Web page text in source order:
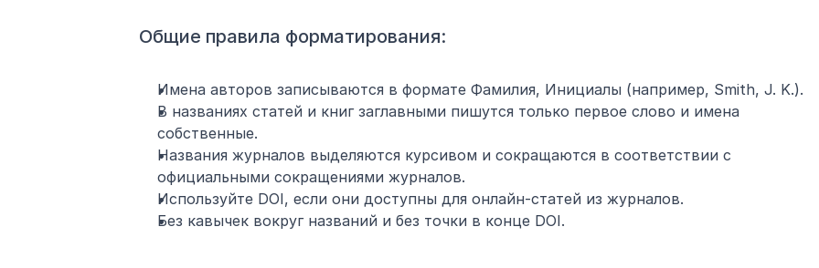
Общие правила форматирования:
Имена авторов записываются в формате Фамилия, Инициалы (например, Smith, J. K.).
В названиях статей и книг заглавными пишутся только первое слово и имена
собственные.
Названия журналов выделяются курсивом и сокращаются в соответствии с
официальными сокращениями журналов.
Используйте DOI, если они доступны для онлайн-статей из журналов.
Без кавычек вокруг названий и без точки в конце DOI.